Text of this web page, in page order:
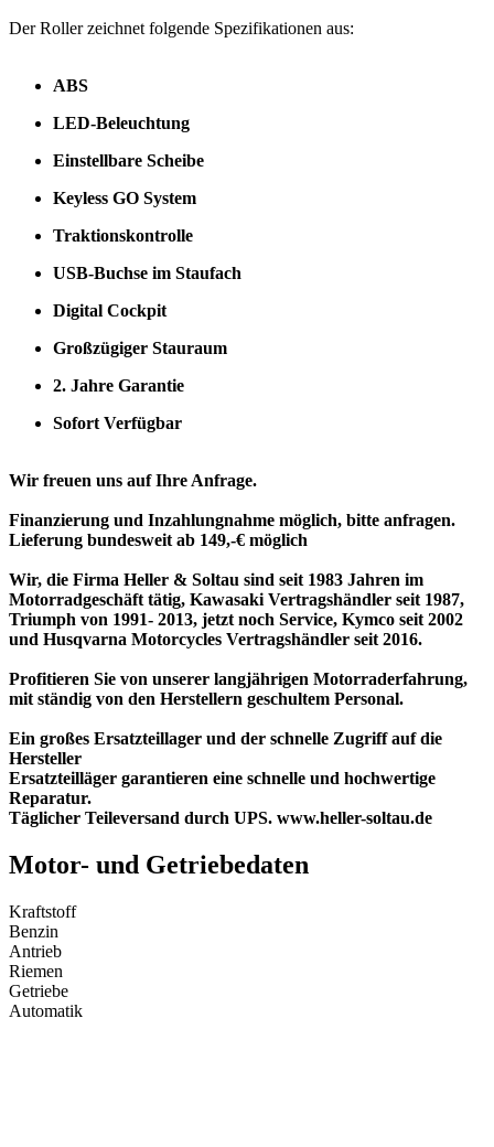
Der Roller zeichnet folgende Spezifikationen aus:
ABS
LED-Beleuchtung
Einstellbare Scheibe
Keyless GO System
Traktionskontrolle
USB-Buchse im Staufach
Digital Cockpit
Großzügiger Stauraum
2. Jahre Garantie
Sofort Verfügbar
Wir freuen uns auf Ihre Anfrage.
Finanzierung und Inzahlungnahme möglich, bitte anfragen.
Lieferung bundesweit ab 149,-€ möglich
Wir, die Firma Heller & Soltau sind seit 1983 Jahren im
Motorradgeschäft tätig, Kawasaki Vertragshändler seit 1987,
Triumph von 1991- 2013, jetzt noch Service, Kymco seit 2002
und Husqvarna Motorcycles Vertragshändler seit 2016.
Profitieren Sie von unserer langjährigen Motorraderfahrung,
mit ständig von den Herstellern geschultem Personal.
Ein großes Ersatzteillager und der schnelle Zugriff auf die
Hersteller
Ersatzteilläger garantieren eine schnelle und hochwertige
Reparatur.
Täglicher Teileversand durch UPS. www.heller-soltau.de
Motor- und Getriebedaten
Kraftstoff
Benzin
Antrieb
Riemen
Getriebe
Automatik